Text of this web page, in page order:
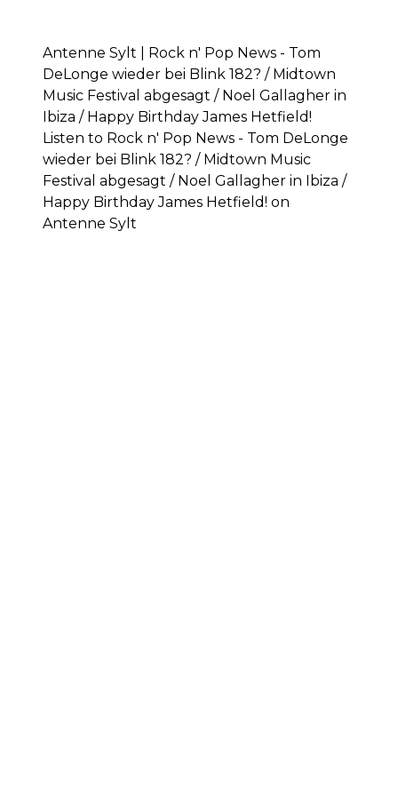
Antenne Sylt | Rock n' Pop News - Tom
DeLonge wieder bei Blink 182? / Midtown
Music Festival abgesagt / Noel Gallagher in
Ibiza / Happy Birthday James Hetfield!
Listen to Rock n' Pop News - Tom DeLonge
wieder bei Blink 182? / Midtown Music
Festival abgesagt / Noel Gallagher in Ibiza /
Happy Birthday James Hetfield! on
Antenne Sylt